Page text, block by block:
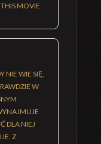
MOVIE.
NIE WIE SIĘ,
W
DLA NIEJ
Z